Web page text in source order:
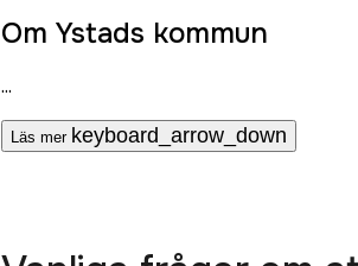
Om Ystads kommun
...
Läs mer keyboard_arrow_down